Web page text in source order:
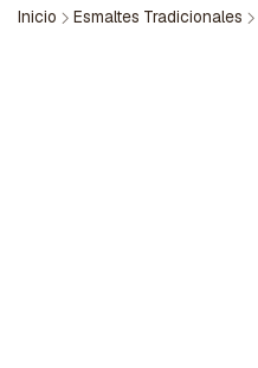
Inicio Esmaltes Tradicionales